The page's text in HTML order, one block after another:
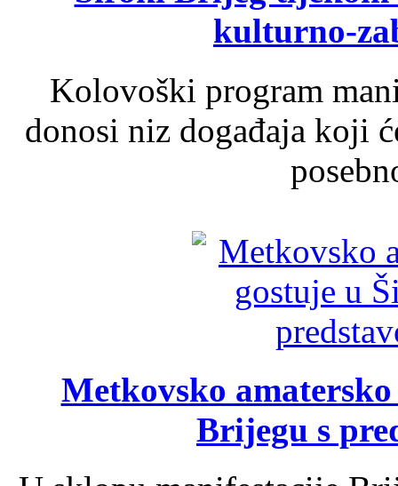
kulturno-
Kolovoški program
donosi niz događaja koji
Metkovsko
Brijegu s